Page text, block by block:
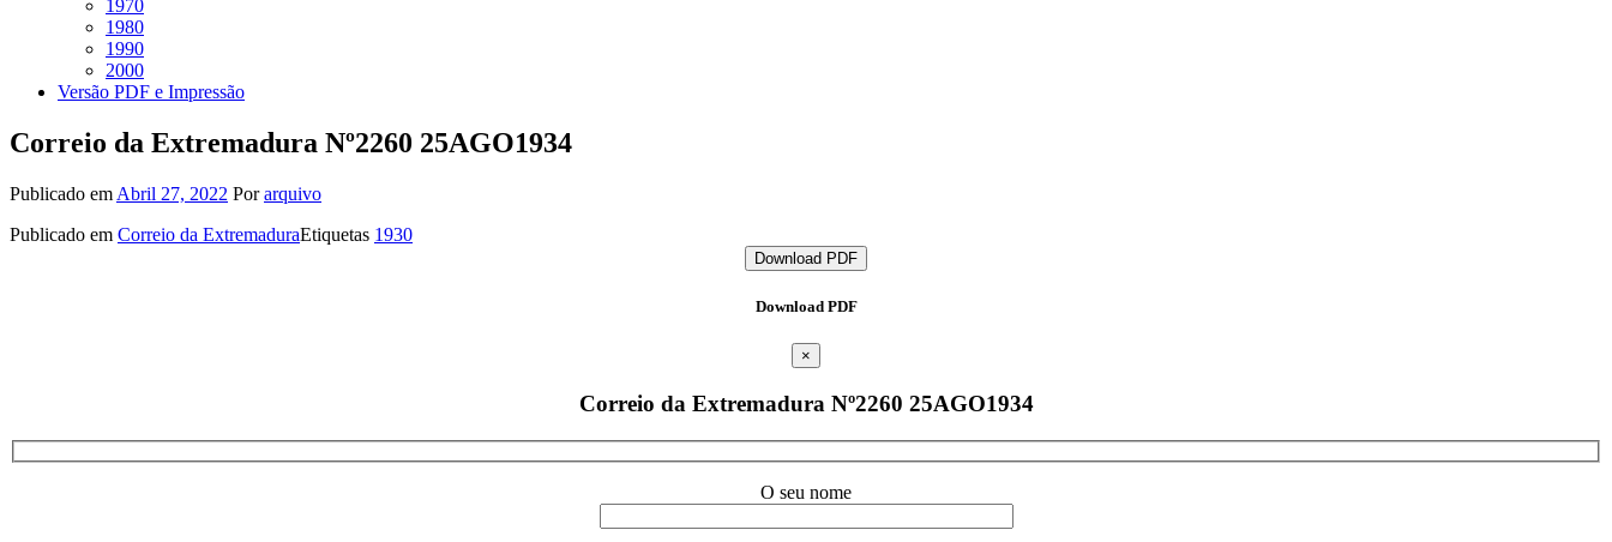
1970
1980
1990
2000
Versão PDF e Impressão
Correio da Extremadura Nº2260 25AGO1934
Publicado em Abril 27, 2022 Porarquivo
Publicado em Correio da ExtremaduraEtiquetas 1930
Download PDF
Download PDF
×
Correio da Extremadura Nº2260 25AGO1934
O seu nome